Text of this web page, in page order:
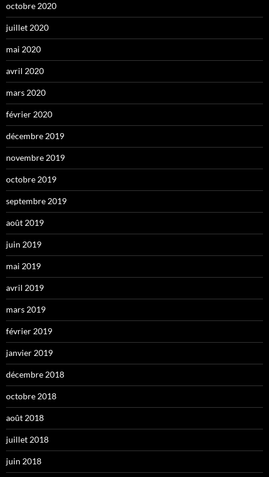
octobre 2020
juillet 2020
mai 2020
avril 2020
mars 2020
février 2020
décembre 2019
novembre 2019
octobre 2019
septembre 2019
août 2019
juin 2019
mai 2019
avril 2019
mars 2019
février 2019
janvier 2019
décembre 2018
octobre 2018
août 2018
juillet 2018
juin 2018